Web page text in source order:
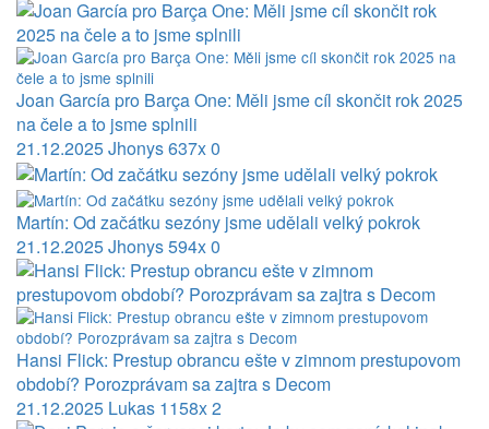
Joan García pro Barça One: Měli jsme cíl skončit rok 2025
na čele a to jsme splnili
21.12.2025Jhonys637x0
Martín: Od začátku sezóny jsme udělali velký pokrok
21.12.2025Jhonys594x0
Hansi Flick: Prestup obrancu ešte v zimnom prestupovom
období? Porozprávam sa zajtra s Decom
21.12.2025 Lukas 1158x2